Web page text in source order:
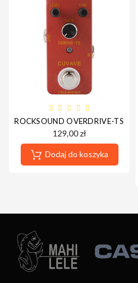
ROCKSOUND OVERDRIVE-TS
129,00 zł
Dodaj do koszyka